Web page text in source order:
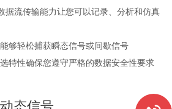
据流传输能力让您可以记录、分析和仿真
够轻松捕获瞬态信号或间歇信号
特性确保您遵守严格的数据安全性要求